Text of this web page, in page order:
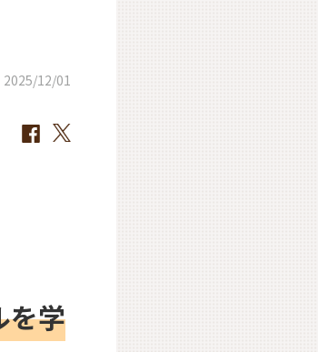
2025/12/01
を学